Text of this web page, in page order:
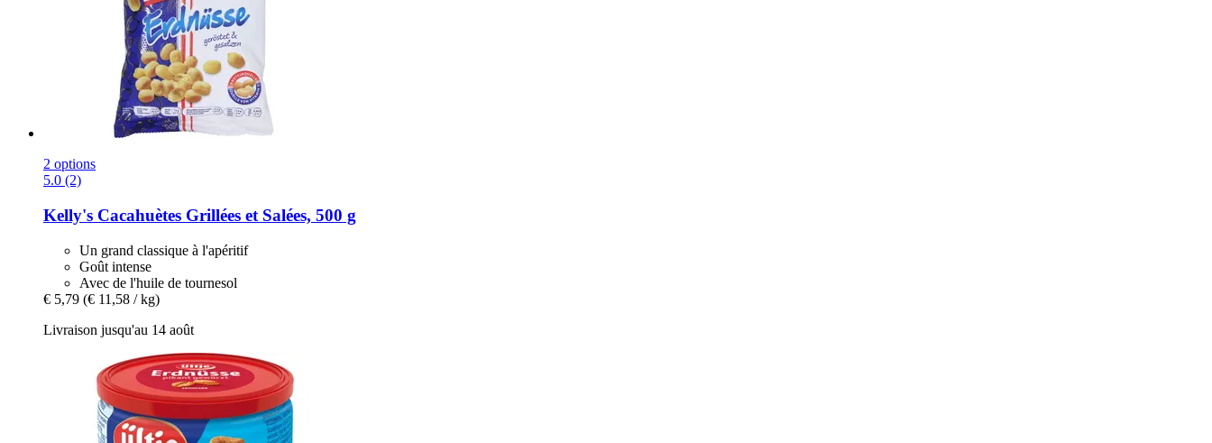
2 options
5.0 (2)
Kelly's Cacahuètes Grillées et Salées, 500 g
Un grand classique à l'apéritif
Goût intense
Avec de l'huile de tournesol
€ 5,79 (€ 11,58 / kg)
Livraison jusqu'au 14 août